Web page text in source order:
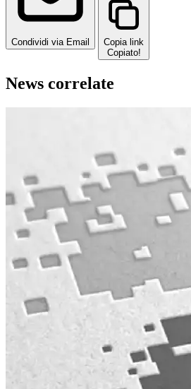
Condividi via Email
Copia link
Copiato!
News correlate